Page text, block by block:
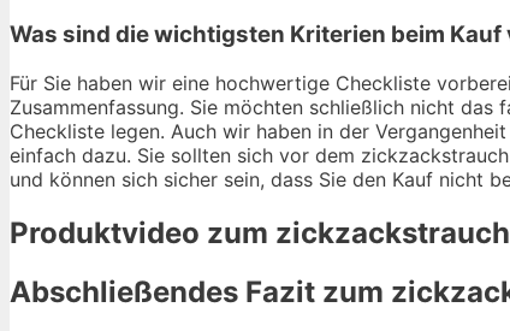
Was sind die wichtigsten Kriterien beim
Für Sie haben wir eine hochwertige Checkliste
Zusammenfassung. Sie möchten schließlich nicht
Checkliste legen. Auch wir haben in der
einfach dazu. Sie sollten sich vor dem
und können sich sicher sein, dass Sie den Kauf nicht
Produktvideo zum zickzackstrauch
Abschließendes Fazit zum